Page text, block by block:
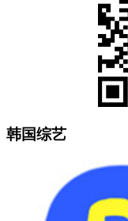
韩国综艺